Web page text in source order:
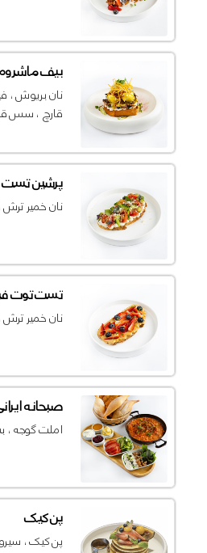
بیف
نان بریوش ،
قارچ ، سس
پرشین تست
نان خمیر ترش
تست توت
نان خمیر ترش
صبحانه ایرانی ( 2
املت گوجه ،
پن کیک
پن کیک ،